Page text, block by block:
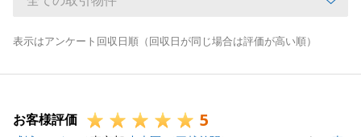
表示はアンケート回収日順（回収日が同じ場合は評価が高い順）
お客様評価 5